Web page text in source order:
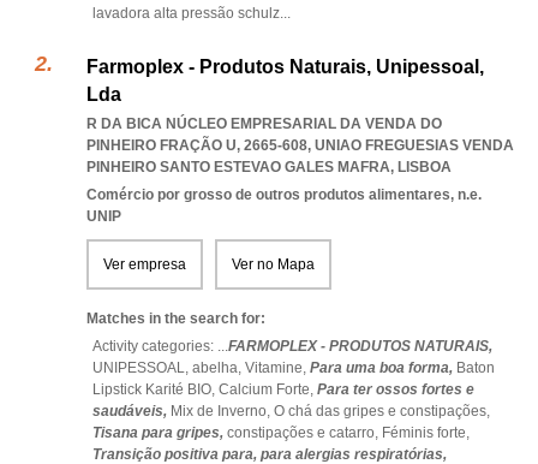
lavadora alta pressão schulz...
Farmoplex - Produtos Naturais, Unipessoal,
Lda
R DA BICA NÚCLEO EMPRESARIAL DA VENDA DO
PINHEIRO FRAÇÃO U, 2665-608, UNIAO FREGUESIAS VENDA
PINHEIRO SANTO ESTEVAO GALES MAFRA, LISBOA
Comércio por grosso de outros produtos alimentares, n.e.
UNIP
Ver empresa Ver no Mapa
Matches in the search for:
Activity categories: ...FARMOPLEX - PRODUTOS NATURAIS,
UNIPESSOAL, abelha, Vitamine, Para uma boa forma, Baton
Lipstick Karité BIO, Calcium Forte, Para ter ossos fortes e
saudáveis, Mix de Inverno, O chá das gripes e constipações,
Tisana para gripes, constipações e catarro, Féminis forte,
Transição positiva para, para alergias respiratórias,